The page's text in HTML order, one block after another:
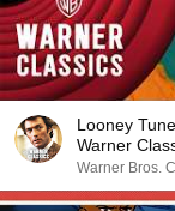
Looney
Warner
Warner Bros.